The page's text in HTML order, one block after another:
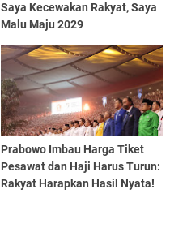
Saya Kecewakan Rakyat, Saya
Malu Maju 2029
Prabowo Imbau Harga Tiket
Pesawat dan Haji Harus Turun:
Rakyat Harapkan Hasil Nyata!